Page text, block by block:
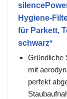
Hygiene-
für Parkett,
schwarz*
Gründliche
mit
perfekt